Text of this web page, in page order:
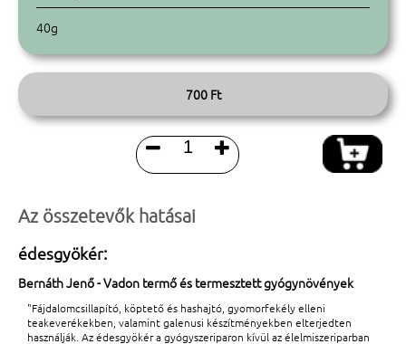
40g
700 Ft
 
Az összetevők hatásai
édesgyökér:
Bernáth Jenő - Vadon termő és termesztett gyógynövények
"Fájdalomcsillapító, köptető és hashajtó, gyomorfekély elleni
teakeverékekben, valamint galenusi készítményekben elterjedten
használják. Az édesgyökér a gyógyszeriparon kívül az élelmiszeriparban